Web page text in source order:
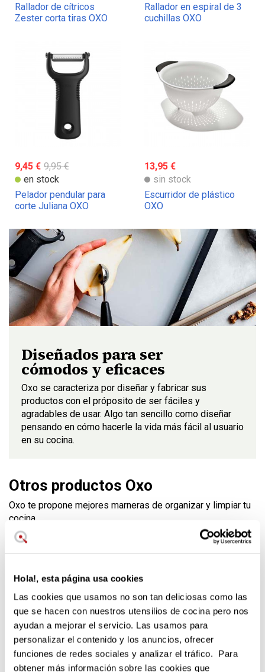
Hola!, esta página usa cookies
Las cookies que usamos no son tan deliciosas como las
que se hacen con nuestros utensilios de cocina pero nos
ayudan a mejorar el servicio. Las usamos para
personalizar el contenido y los anuncios, ofrecer
funciones de redes sociales y analizar el tráfico. Para
obtener más información sobre las cookies que
Rallador de cítricos
Zester corta tiras OXO
Rallador en espiral de 3
cuchillas OXO
9,45 € 9,95 €
en stock
Pelador pendular para
corte Juliana OXO
13,95 €
sin stock
Escurridor de plástico
OXO
Diseñados para ser
cómodos y eficaces
Oxo se caracteriza por diseñar y fabricar sus
productos con el próposito de ser fáciles y
agradables de usar. Algo tan sencillo como diseñar
pensando en cómo hacerle la vida más fácil al usuario
en su cocina.
Otros productos Oxo
Oxo te propone mejores marneras de organizar y limpiar tu
cocina.
30,35 € 31,95 €
en stock
18,95 €
en stock